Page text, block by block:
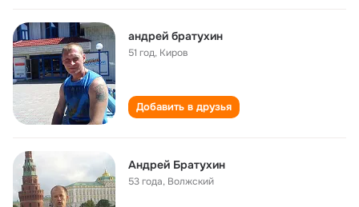
андрей братухин
51 год, Киров
Добавить в друзья
Андрей Братухин
53 года, Волжский